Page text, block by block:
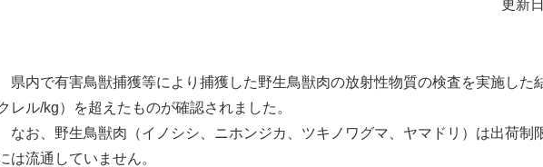
更新
県内で有害鳥獣捕獲等により捕獲した野生鳥獣肉の放射性物質の検査を実施した
レル/kg）を超えたものが確認されました。
なお、野生鳥獣肉（イノシシ、ニホンジカ、ツキノワグマ、ヤマドリ）は出荷制
は流通していません。